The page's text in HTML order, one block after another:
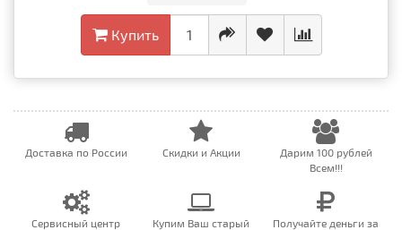
Купить
Доставка по России Скидки и Акции
Дарим 100 рублей
Всем!!!
Сервисный центр
Купим Ваш старый
Получайте деньги за